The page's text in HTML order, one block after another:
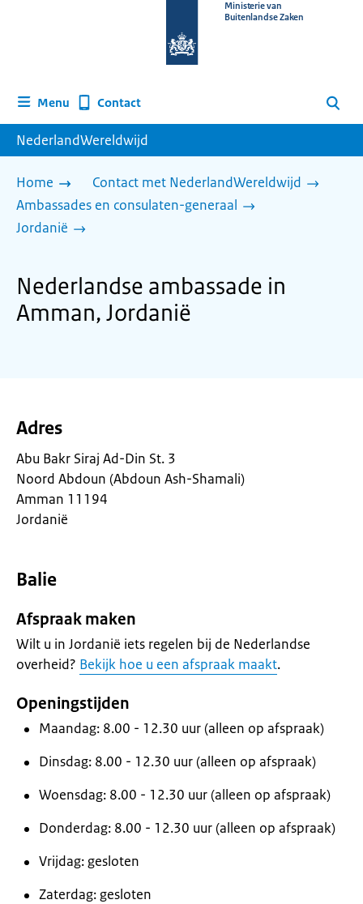
homepage
Ministerie van
Buitenlandse Zaken
Menu Contact Zoeken
NederlandWereldwijd
Home
Contact met NederlandWereldwijd
Ambassades en consulaten-generaal
Jordanië
Nederlandse ambassade in
Amman, Jordanië
Adres
Abu Bakr Siraj Ad-Din St. 3
Noord Abdoun (Abdoun Ash-Shamali)
Amman 11194
Jordanië
Balie
Afspraak maken
Wilt u in Jordanië iets regelen bij de Nederlandse
overheid? Bekijk hoe u een afspraak maakt.
Openingstijden
Maandag: 8.00 - 12.30 uur (alleen op afspraak)
Dinsdag: 8.00 - 12.30 uur (alleen op afspraak)
Woensdag: 8.00 - 12.30 uur (alleen op afspraak)
Donderdag: 8.00 - 12.30 uur (alleen op afspraak)
Vrijdag: gesloten
Zaterdag: gesloten